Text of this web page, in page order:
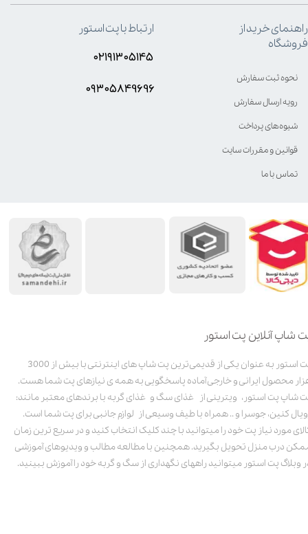
شاپ آنلاین پت استور
پت استور به عنوان یکی از قدیمی‌ترین پت شاپ های اینترنتی با بیش از 3000
محصول ایرانی و خارجی آماده پاسخگویی به همه ی نیازهای پت شما هست.
شاپ پت استور، ویترینی از غذای سگ و غذای گربه با برندهای معتبر مانند:
کنین، جوسرا و .. همراه با طیف وسیعی از لوازم جانبی برای پت شما است.
مورد نیاز پت خود را میتوانید با چند کلیک انتخاب کنید و در سریع ترین زمان
درب منزل تحویل بگیرید. همچنین با مطالعه مطالب و ویدیوهای آموزشی
وبلاگ پت استور میتوانید راههای نگهداری از سگ و گربه خود را آموزش ببینید.
راهنمای خرید از
فروشگاه
نحوه ثبت سفارش
رویه ارسال سفارش
شیوه‌های پرداخت
قوانین و مقررات سایت
تماس با ما
ارتباط با پت استور
۰۲۱۹۱۳۰۵۱۴۵
۰۹۳۰۵8۴9696